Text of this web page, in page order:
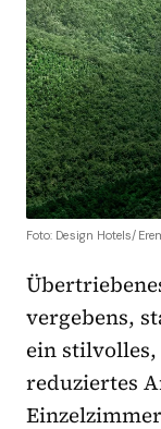
Foto: Design Hotels/
vergebens,
ein
reduziertes